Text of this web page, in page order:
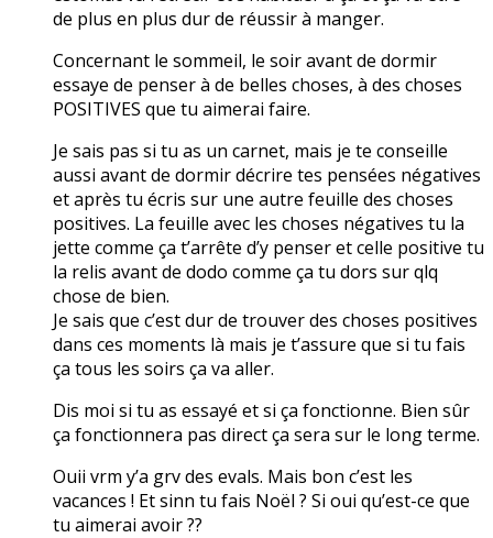
de plus en plus dur de réussir à manger.
Concernant le sommeil, le soir avant de dormir
essaye de penser à de belles choses, à des choses
POSITIVES que tu aimerai faire.
Je sais pas si tu as un carnet, mais je te conseille
aussi avant de dormir décrire tes pensées négatives
et après tu écris sur une autre feuille des choses
positives. La feuille avec les choses négatives tu la
jette comme ça t’arrête d’y penser et celle positive tu
la relis avant de dodo comme ça tu dors sur qlq
chose de bien.
Je sais que c’est dur de trouver des choses positives
dans ces moments là mais je t’assure que si tu fais
ça tous les soirs ça va aller.
Dis moi si tu as essayé et si ça fonctionne. Bien sûr
ça fonctionnera pas direct ça sera sur le long terme.
Ouii vrm y’a grv des evals. Mais bon c’est les
vacances ! Et sinn tu fais Noël ? Si oui qu’est-ce que
tu aimerai avoir ??